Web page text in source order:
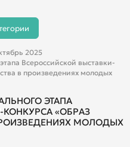
2025
Всероссийской выставки-
в произведениях молодых
ЭТАПА
«ОБРАЗ
МОЛОДЫХ